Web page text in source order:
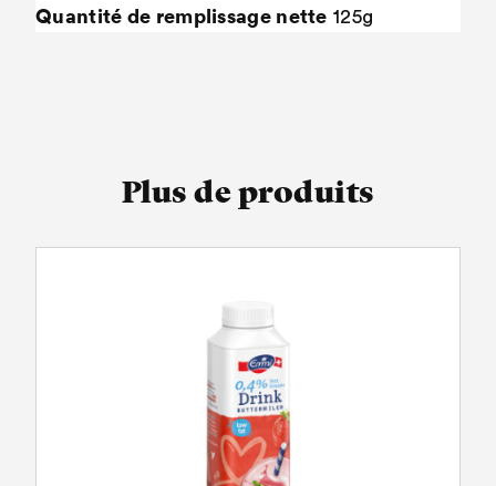
Quantité de remplissage nette 125g
Plus de produits